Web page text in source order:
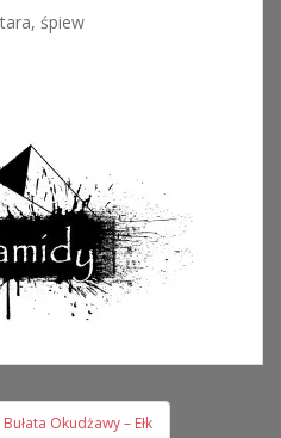
śpiew
Okudżawy – Ełk